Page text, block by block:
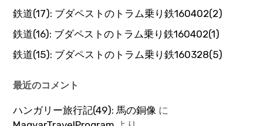
鉄道(17): ブダペストのトラム乗り鉄160402(2)
鉄道(16): ブダペストのトラム乗り鉄160402(1)
鉄道(15): ブダペストのトラム乗り鉄160328(5)
最近のコメント
ハンガリー旅行記(49): 馬の銅像 に